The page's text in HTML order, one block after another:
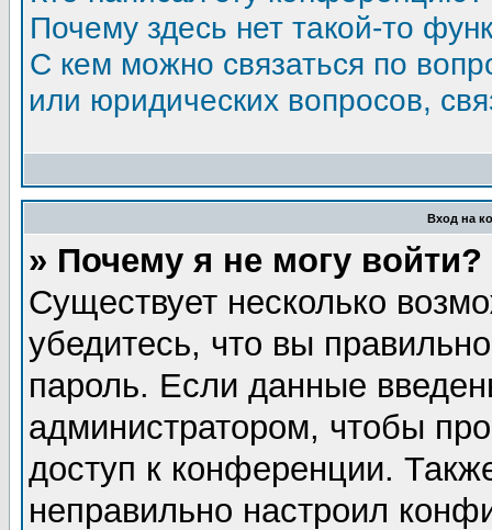
Почему здесь нет такой-то
С кем можно связаться по
или юридических вопросов,
Вход на
» Почему я не могу войти?
Существует несколько
убедитесь, что вы
пароль. Если данные
администратором, чтобы
доступ к конференции.
неправильно настроил